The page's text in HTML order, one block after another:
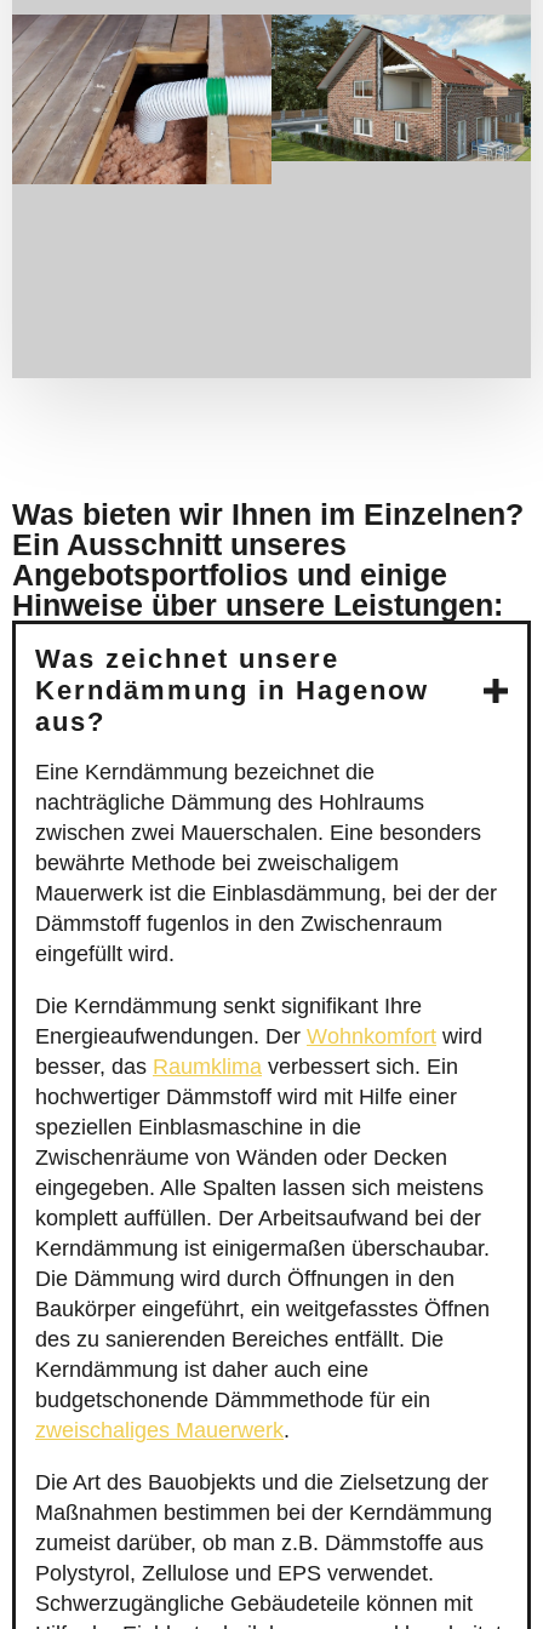
Was bieten wir Ihnen im Einzelnen?
Ein Ausschnitt unseres
Angebotsportfolios und einige
Hinweise über unsere Leistungen:
Was zeichnet unsere
Kerndämmung in Hagenow
aus?
Eine Kerndämmung bezeichnet die
nachträgliche Dämmung des Hohlraums
zwischen zwei Mauerschalen. Eine besonders
bewährte Methode bei zweischaligem
Mauerwerk ist die Einblasdämmung, bei der der
Dämmstoff fugenlos in den Zwischenraum
eingefüllt wird.
Die Kerndämmung senkt signifikant Ihre
Energieaufwendungen. Der Wohnkomfort wird
besser, das Raumklima verbessert sich. Ein
hochwertiger Dämmstoff wird mit Hilfe einer
speziellen Einblasmaschine in die
Zwischenräume von Wänden oder Decken
eingegeben. Alle Spalten lassen sich meistens
komplett auffüllen. Der Arbeitsaufwand bei der
Kerndämmung ist einigermaßen überschaubar.
Die Dämmung wird durch Öffnungen in den
Baukörper eingeführt, ein weitgefasstes Öffnen
des zu sanierenden Bereiches entfällt. Die
Kerndämmung ist daher auch eine
budgetschonende Dämmmethode für ein
zweischaliges Mauerwerk.
Die Art des Bauobjekts und die Zielsetzung der
Maßnahmen bestimmen bei der Kerndämmung
zumeist darüber, ob man z.B. Dämmstoffe aus
Polystyrol, Zellulose und EPS verwendet.
Schwerzugängliche Gebäudeteile können mit